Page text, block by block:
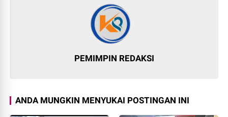
PEMIMPIN REDAKSI
ANDA MUNGKIN MENYUKAI POSTINGAN INI